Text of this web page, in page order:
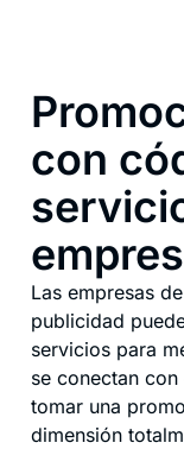
con
Las empresas
publicidad
servicios para
se conectan
tomar una
dimensión